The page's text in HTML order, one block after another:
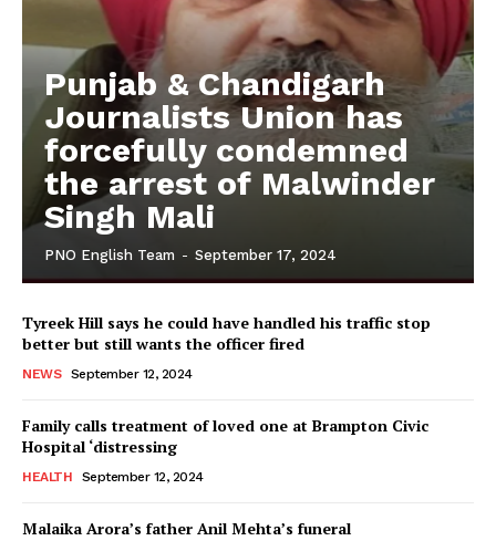
Punjab & Chandigarh
Journalists Union has
forcefully condemned
the arrest of Malwinder
Singh Mali
PNO English Team - September 17, 2024
Tyreek Hill says he could have handled his traffic stop
better but still wants the officer fired
NEWS September 12, 2024
Family calls treatment of loved one at Brampton Civic
Hospital ‘distressing
HEALTH September 12, 2024
Malaika Arora’s father Anil Mehta’s funeral